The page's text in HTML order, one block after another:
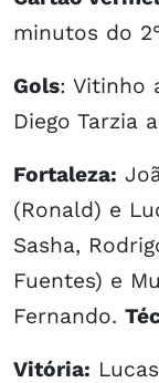
minutos do
Gols: Vitinho
Diego Tarzia
Fortaleza:
(Ronald) e
Sasha,
Fuentes) e
Fernando.
Vitória: